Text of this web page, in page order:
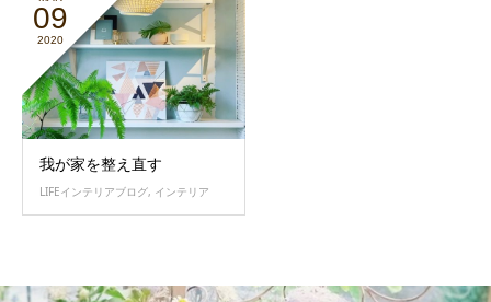
09
2020
我が家を整え直す
LIFEインテリアブログ, インテリア